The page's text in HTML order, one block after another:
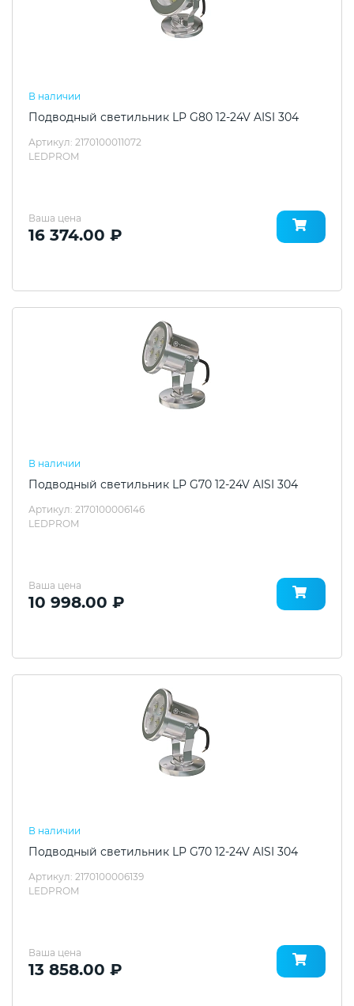
В наличии
Подводный светильник LP G80 12-24V AISI 304
Артикул: 2170100011072
LEDPROM
Ваша цена
16 374.00 ₽
В наличии
Подводный светильник LP G70 12-24V AISI 304
Артикул: 2170100006146
LEDPROM
Ваша цена
10 998.00 ₽
В наличии
Подводный светильник LP G70 12-24V AISI 304
Артикул: 2170100006139
LEDPROM
Ваша цена
13 858.00 ₽